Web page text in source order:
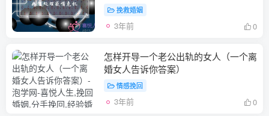
挽救婚姻
3年前 0
怎样开导一个老公出轨的女人（一个离
婚女人告诉你答案）
情感挽回
3年前 0